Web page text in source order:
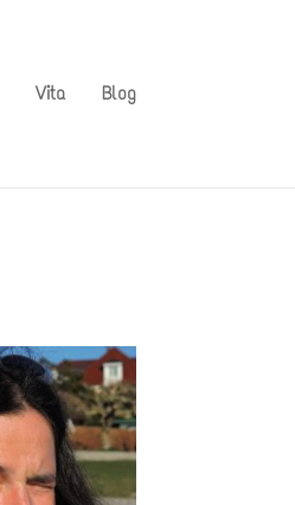
Vita Blog